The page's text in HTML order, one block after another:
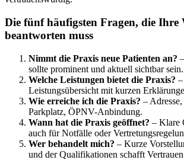
Die fünf häufigsten Fragen, die Ihre
beantworten muss
Nimmt die Praxis neue Patienten an?
sollte prominent und aktuell sichtbar sein.
Welche Leistungen bietet die Praxis?
Leistungsübersicht mit kurzen
Wie erreiche ich die Praxis? –
Parkplatz, ÖPNV-Anbindung.
Wann hat die Praxis geöffnet? – Klare
auch für Notfälle oder
Wer behandelt mich? – Kurze
und der Qualifikationen schafft